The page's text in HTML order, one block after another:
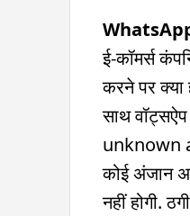
ई-कॉमर्स
करने पर क्या
साथ
unknown
कोई अंजान
नहीं होगी.